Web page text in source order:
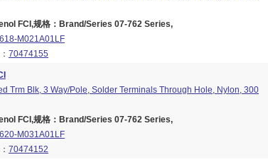
FCI,规格：Brand/Series 07-762 Series,
M021A01LF
70474155
Trm Blk, 3 Way/Pole, Solder Terminals Through Hole, Nylon, 300
FCI,规格：Brand/Series 07-762 Series,
M031A01LF
70474152